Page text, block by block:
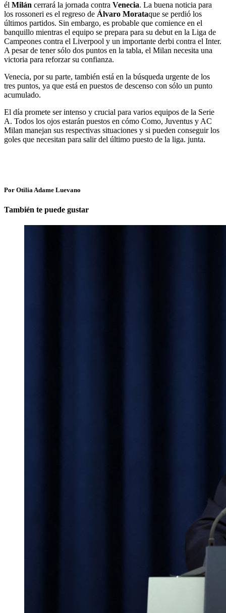
él Milán cerrará la jornada contra Venecia. La buena noticia para
los rossoneri es el regreso de Álvaro Morataque se perdió los
últimos partidos. Sin embargo, es probable que comience en el
banquillo mientras el equipo se prepara para su debut en la Liga de
Campeones contra el Liverpool y un importante derbi contra el Inter.
A pesar de tener sólo dos puntos en la tabla, el Milan necesita una
victoria para reforzar su confianza.
Venecia, por su parte, también está en la búsqueda urgente de los
tres puntos, ya que está en puestos de descenso con sólo un punto
acumulado.
El día promete ser intenso y crucial para varios equipos de la Serie
A. Todos los ojos estarán puestos en cómo Como, Juventus y AC
Milan manejan sus respectivas situaciones y si pueden conseguir los
goles que necesitan para salir del último puesto de la liga. junta.
Por Otilia Adame Luevano
También te puede gustar